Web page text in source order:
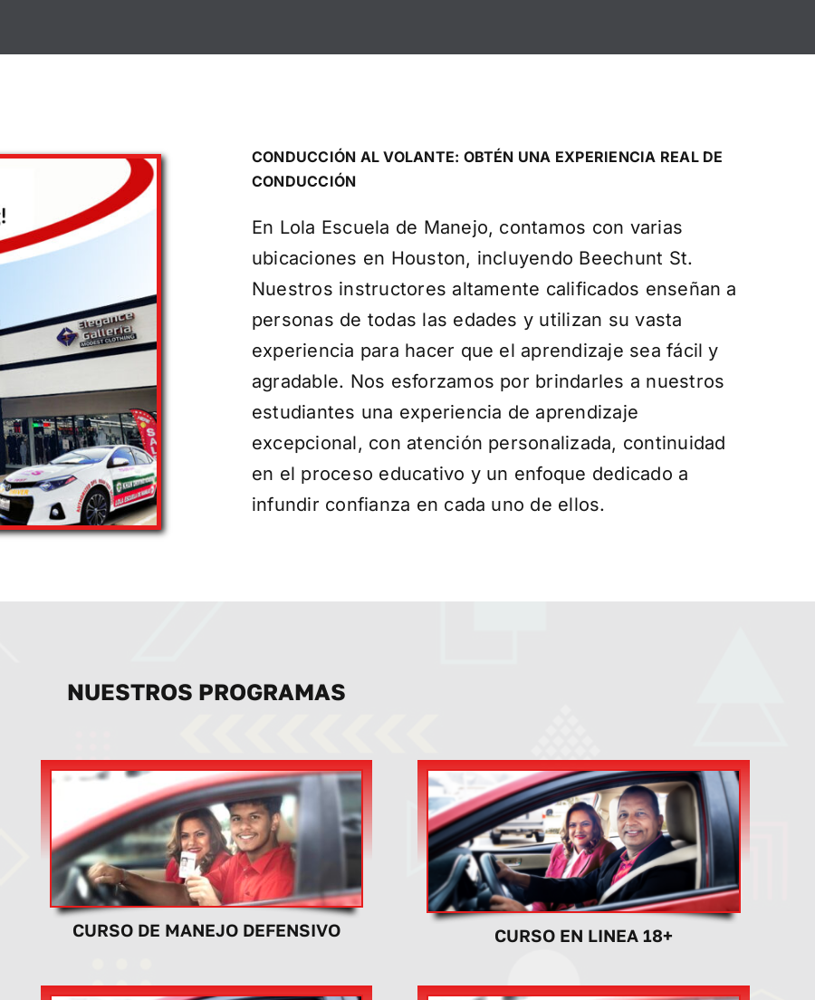
CONDUCCIÓN AL VOLANTE: OBTÉN UNA EXPERIENCIA REAL DE
CONDUCCIÓN
En Lola Escuela de Manejo, contamos con varias
ubicaciones en Houston, incluyendo Beechunt St.
Nuestros instructores altamente calificados enseñan a
personas de todas las edades y utilizan su vasta
experiencia para hacer que el aprendizaje sea fácil y
agradable. Nos esforzamos por brindarles a nuestros
estudiantes una experiencia de aprendizaje
excepcional, con atención personalizada, continuidad
en el proceso educativo y un enfoque dedicado a
infundir confianza en cada uno de ellos.
NUESTROS PROGRAMAS
CURSO DE MANEJO DEFENSIVO CURSO EN LINEA 18+